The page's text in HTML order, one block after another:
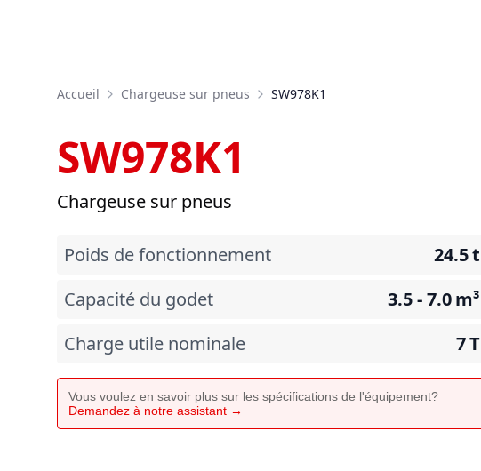
Accueil Chargeuse sur pneus SW978K1
SW978K1
Chargeuse sur pneus
Poids de fonctionnement 24.5t
Capacité du godet
3.5 - 7.0m³
Charge utile nominale
7T
Vous voulez en savoir plus sur les spécifications de l'équipement?
Demandez à notre assistant →